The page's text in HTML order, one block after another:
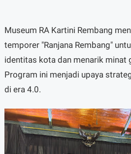
Museum RA Kartini Rembang
temporer "Ranjana Rembang"
identitas kota dan menarik minat
Program ini menjadi upaya
di era 4.0.